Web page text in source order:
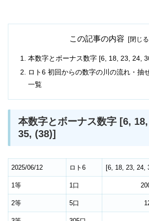
この記事の内容
本数字とボーナス数字 [6, 18, 23, 24,
ロト6 初回からの数字の川の流れ・抽
一覧
本数字とボーナス数字 [6,
35, (38)]
2025/06/12 ロト6 [6, 18, 23, 24,
1等 1口
2等 5口